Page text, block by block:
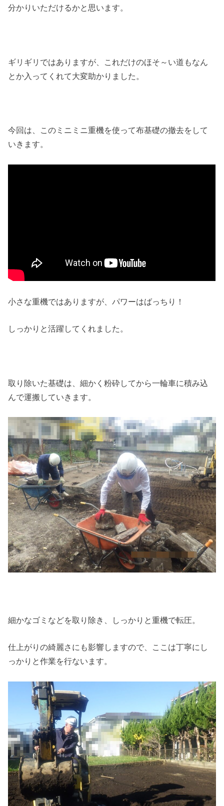
分かりいただけるかと思います。
ギリギリではありますが、これだけのほそ～い道もなん
とか入ってくれて大変助かりました。
今回は、このミニミニ重機を使って布基礎の撤去をして
いきます。
小さな重機ではありますが、パワーはばっちり！
しっかりと活躍してくれました。
取り除いた基礎は、細かく粉砕してから一輪車に積み込
んで運搬していきます。
細かなゴミなどを取り除き、しっかりと重機で転圧。
仕上がりの綺麗さにも影響しますので、ここは丁寧にし
っかりと作業を行ないます。